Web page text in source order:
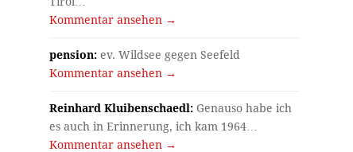
Kommentar ansehen →
pension: ev. Wildsee gegen Seefeld
Kommentar ansehen →
Reinhard Kluibenschaedl: Genauso habe ich
es auch in Erinnerung, ich kam 1964…
Kommentar ansehen →